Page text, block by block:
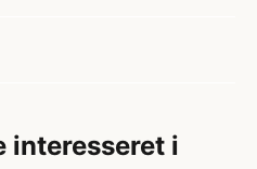
interesseret i